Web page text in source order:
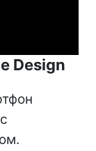
Design